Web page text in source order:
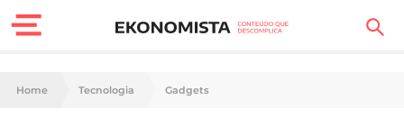
Finanças Pessoais
Home Tecnologia Gadgets